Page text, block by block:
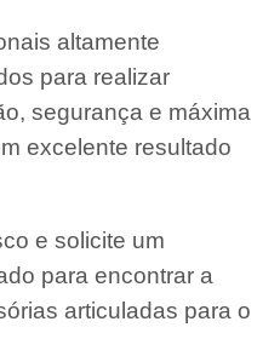
altamente
para realizar
segurança e máxima
excelente resultado
e solicite um
para encontrar a
articuladas para o